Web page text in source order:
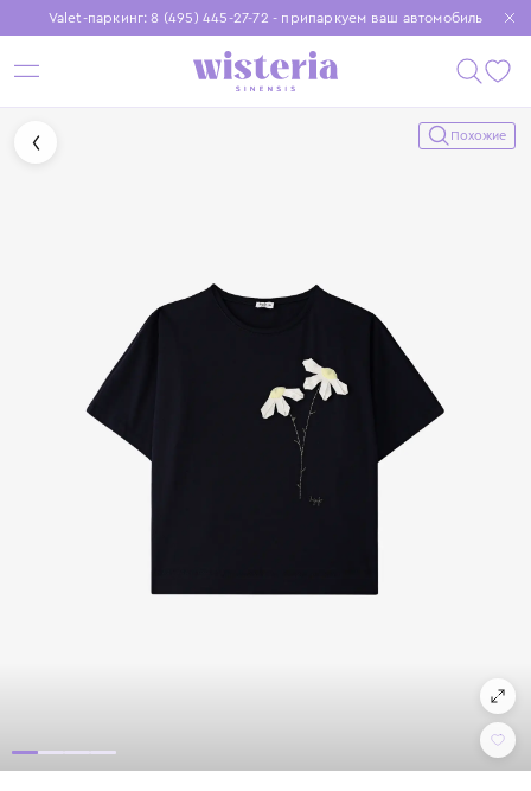
Valet-паркинг: 8 (495) 445-27-72 - припаркуем ваш автомобиль
Бесплатная доставка при заказе от 15 000 ₽
Установите приложение, чтобы покупки были еще удобнее
Похожие